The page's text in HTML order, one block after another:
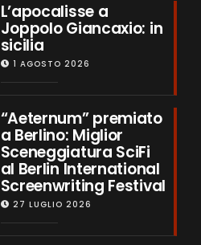
L’apocalisse a
Joppolo Giancaxio: in
sicilia
1 AGOSTO 2026
“Aeternum” premiato
a Berlino: Miglior
Sceneggiatura SciFi
al Berlin International
Screenwriting Festival
27 LUGLIO 2026